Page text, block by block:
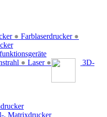
● Farblaserdrucker ●
● Laser ● 3D-
, Matrixdrucker